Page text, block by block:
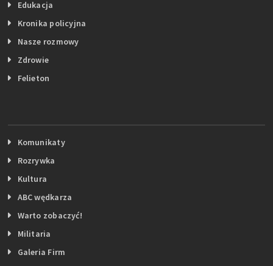
Edukacja
Kronika policyjna
Nasze rozmowy
Zdrowie
Felieton
Komunikaty
Rozrywka
Kultura
ABC wędkarza
Warto zobaczyć!
Militaria
Galeria Firm